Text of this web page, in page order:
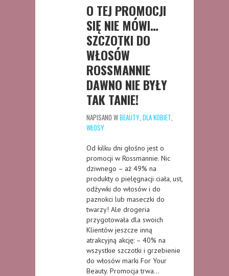
O TEJ PROMOCJI
SIĘ NIE MÓWI…
SZCZOTKI DO
WŁOSÓW
ROSSMANNIE
DAWNO NIE BYŁY
TAK TANIE!
NAPISANO WBEAUTY DLA KOBIET
WŁOSY
Od kilku dni głośno jest o
promocji w Rossmannie. Nic
dziwnego – aż 49% na
produkty o pielęgnacji ciała, ust,
odżywki do włosów i do
paznokci lub maseczki do
twarzy! Ale drogeria
przygotowała dla swoich
Klientów jeszcze inną
atrakcyjną akcję: – 40% na
wszystkie szczotki i grzebienie
do włosów marki For Your
Beauty. Promocja trwa…